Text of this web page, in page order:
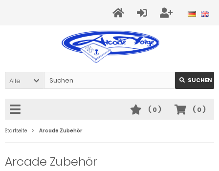
Alle SUCHEN
( 0)
( 0)
Startseite Arcade Zubehör
Arcade Zubehör